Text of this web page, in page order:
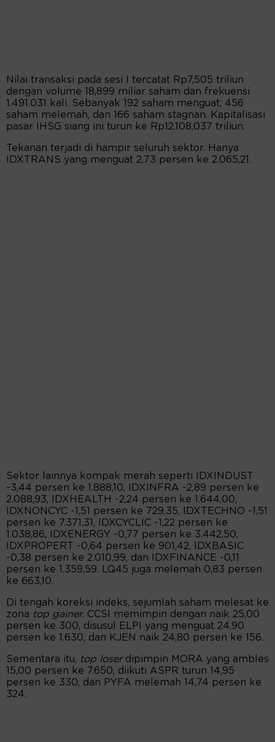
Nilai transaksi pada sesi I tercatat Rp7,505 triliun
dengan volume 18,899 miliar saham dan frekuensi
1.491.031 kali. Sebanyak 192 saham menguat, 456
saham melemah, dan 166 saham stagnan. Kapitalisasi
pasar IHSG siang ini turun ke Rp12.108,037 triliun.
Tekanan terjadi di hampir seluruh sektor. Hanya
IDXTRANS yang menguat 2,73 persen ke 2.065,21.
Sektor lainnya kompak merah seperti IDXINDUST
-3,44 persen ke 1.888,10, IDXINFRA -2,89 persen ke
2.088,93, IDXHEALTH -2,24 persen ke 1.644,00,
IDXNONCYC -1,51 persen ke 729,35, IDXTECHNO -1,51
persen ke 7.371,31, IDXCYCLIC -1,22 persen ke
1.038,86, IDXENERGY -0,77 persen ke 3.442,50,
IDXPROPERT -0,64 persen ke 901,42, IDXBASIC
-0,38 persen ke 2.010,99, dan IDXFINANCE -0,11
persen ke 1.359,59. LQ45 juga melemah 0,83 persen
ke 663,10.
Di tengah koreksi indeks, sejumlah saham melesat ke
zona top gainer. CCSI memimpin dengan naik 25,00
persen ke 300, disusul ELPI yang menguat 24,90
persen ke 1.630, dan KJEN naik 24,80 persen ke 156.
Sementara itu, top loserdipimpin MORA yang ambles
15,00 persen ke 7.650, diikuti ASPR turun 14,95
persen ke 330, dan PYFA melemah 14,74 persen ke
324.